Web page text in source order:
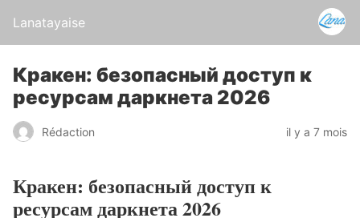
Lanatayaise
Кракен: безопасный доступ к
ресурсам даркнета 2026
Rédaction il y a 7 mois
Кракен: безопасный доступ к
ресурсам даркнета 2026